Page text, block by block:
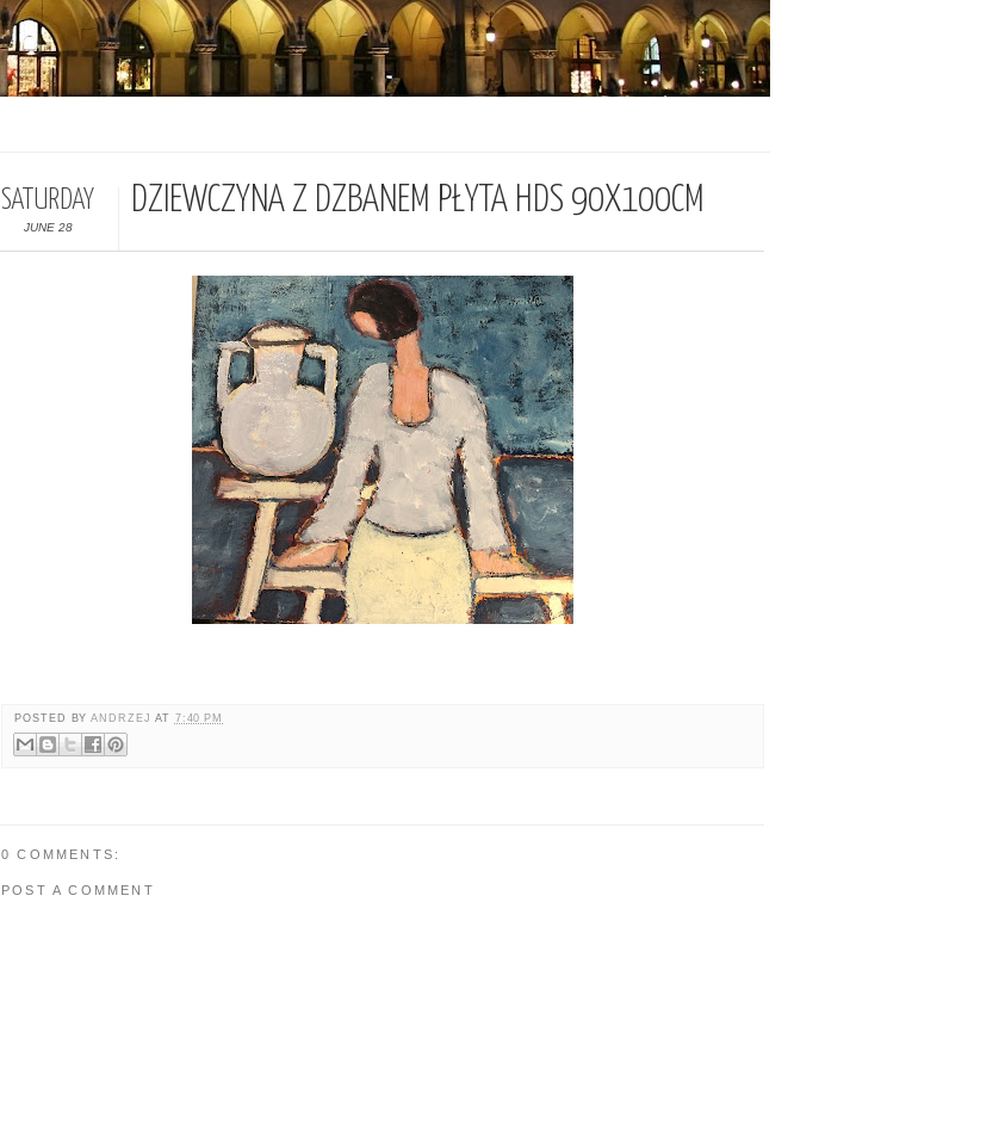
SATURDAY
JUNE 28
DZIEWCZYNA Z DZBANEM PŁYTA HDS 90X100CM
POSTED BYANDRZEJ AT 7:40 PM
0 COMMENTS:
POST A COMMENT